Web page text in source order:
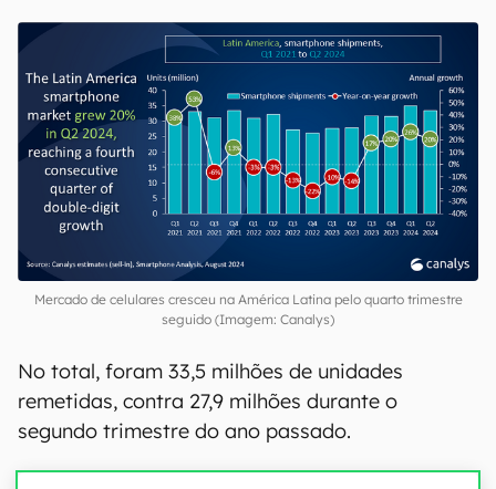
Mercado de celulares cresceu na América Latina pelo quarto trimestre
seguido (Imagem: Canalys)
No total, foram 33,5 milhões de unidades
remetidas, contra 27,9 milhões durante o
segundo trimestre do ano passado.